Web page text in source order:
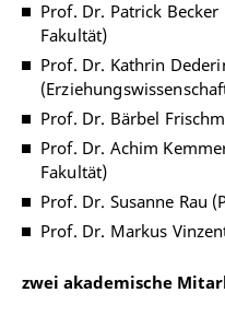
Prof. Dr. Patrick
Fakultät)
Prof. Dr. Kathrin
Prof. Dr. Bärbel
Prof. Dr. Achim
Fakultät)
Prof. Dr. Susanne Rau
Prof. Dr. Markus
zwei akademische